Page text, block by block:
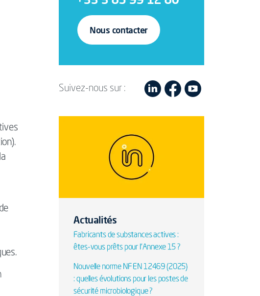
Nous contacter
Suivez-nous sur :
Actualités
Fabricants de substances actives :
êtes-vous prêts pour l’Annexe 15 ?
Nouvelle norme NF EN 12469 (2025)
: quelles évolutions pour les postes de
sécurité microbiologique ?